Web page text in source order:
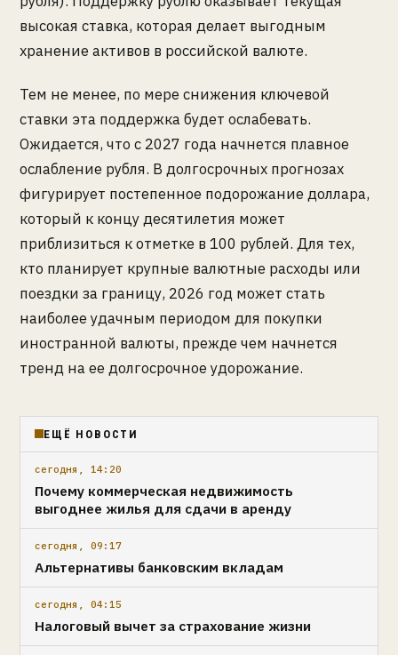
высокая ставка, которая делает выгодным
хранение активов в российской валюте.
Тем не менее, по мере снижения ключевой
ставки эта поддержка будет ослабевать.
Ожидается, что с 2027 года начнется плавное
ослабление рубля. В долгосрочных прогнозах
фигурирует постепенное подорожание доллара,
который к концу десятилетия может
приблизиться к отметке в 100 рублей. Для тех,
кто планирует крупные валютные расходы или
поездки за границу, 2026 год может стать
наиболее удачным периодом для покупки
иностранной валюты, прежде чем начнется
тренд на ее долгосрочное удорожание.
ЕЩЁ НОВОСТИ
сегодня, 14:20
Почему коммерческая недвижимость
выгоднее жилья для сдачи в аренду
сегодня, 09:17
Альтернативы банковским вкладам
сегодня, 04:15
Налоговый вычет за страхование жизни